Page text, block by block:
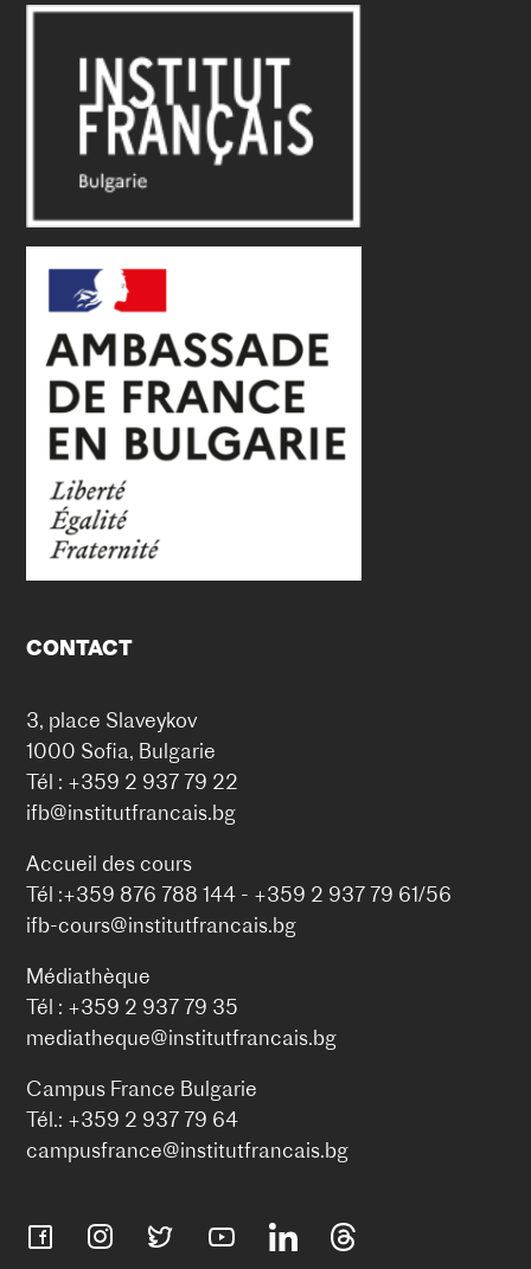
CONTACT
3, place Slaveykov
1000 Sofia, Bulgarie
Tél : +359 2 937 79 22
ifb@institutfrancais.bg
Accueil des cours
Tél :+359 876 788 144 - +359 2 937 79 61/56
ifb-cours@institutfrancais.bg
Médiathèque
Tél : +359 2 937 79 35
mediatheque@institutfrancais.bg
Campus France Bulgarie
Tél.: +359 2 937 79 64
campusfrance@institutfrancais.bg